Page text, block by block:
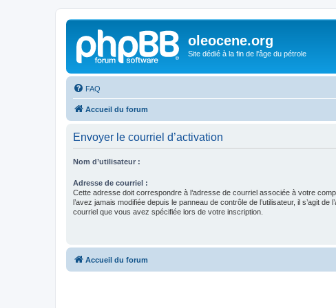
oleocene.org
Site dédié à la fin de l'âge du pétrole
FAQ
Accueil du forum
Envoyer le courriel d’activation
Nom d’utilisateur :
Adresse de courriel :
Cette adresse doit correspondre à l’adresse de courriel associée à votre
l’avez jamais modifiée depuis le panneau de contrôle de l’utilisateur, il s’agit de
courriel que vous avez spécifiée lors de votre inscription.
Accueil du forum